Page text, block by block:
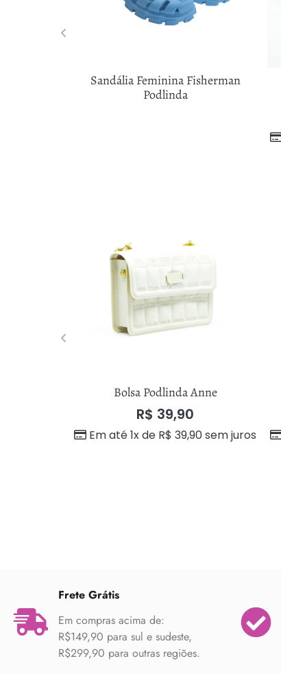
Sandália Feminina Fisherman
Podlinda
Bolsa Podlinda Anne
R$ 39,90
Em até 1x de R$ 39,90sem juros
Frete Grátis
Em compras acima de:
R$149,90 para sul e sudeste,
R$299,90 para outras regiões.